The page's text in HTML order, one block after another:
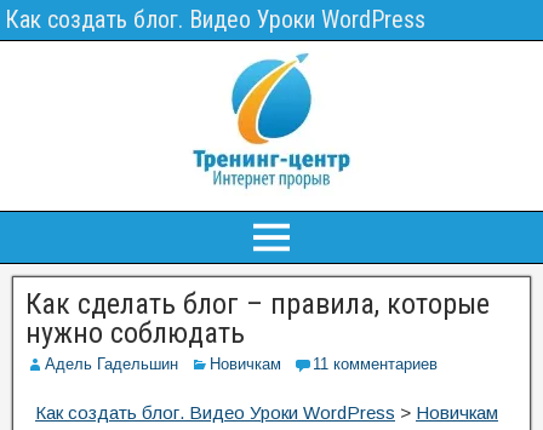
Как создать блог. Видео Уроки WordPress
Как сделать блог – правила, которые
нужно соблюдать
Адель Гадельшин Новичкам 11 комментариев
Как создать блог. Видео Уроки WordPress > Новичкам